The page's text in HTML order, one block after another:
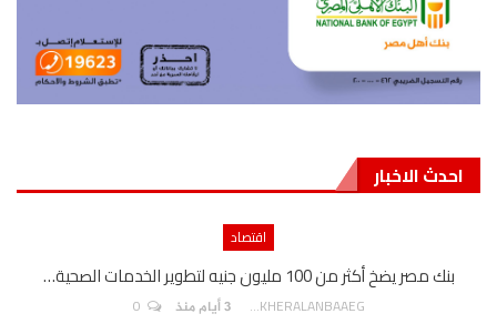
احدث الاخبار
اقتصاد
بنك مصر يضخ أكثر من 100 مليون جنيه لتطوير الخدمات الصحية…
AKHERALANBAAEG 3 أيام منذ